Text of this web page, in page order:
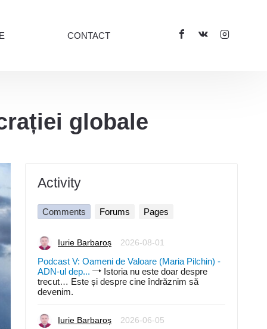
CONTACT
globale
Activity
Comments Forums Pages
Iurie Barbaroș 2026-08-01
Podcast V: Oameni de Valoare (Maria Pilchin) -
ADN-ul dep...
Istoria nu este doar despre
trecut… Este și despre cine îndrăznim să
devenim.
Iurie Barbaroș 2026-06-05